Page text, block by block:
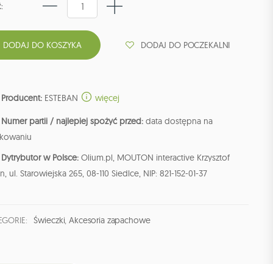
DODAJ DO POCZEKALNI
Producent: ESTEBAN więcej
Numer partii / najlepiej spożyć przed: data dostępna na
Dytrybutor w Polsce: Olium.pl, MOUTON interactive Krzysztof
ul. Starowiejska 265, 08-110 Siedlce, NIP: 821-152-01-37
Świeczki,Akcesoria zapachowe